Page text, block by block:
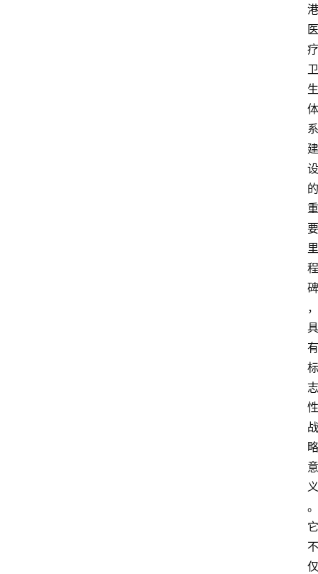
港
医
疗
卫
生
体
系
建
设
的
重
要
里
程
碑
，
具
有
标
志
性
战
略
意
义
。
它
不
仅